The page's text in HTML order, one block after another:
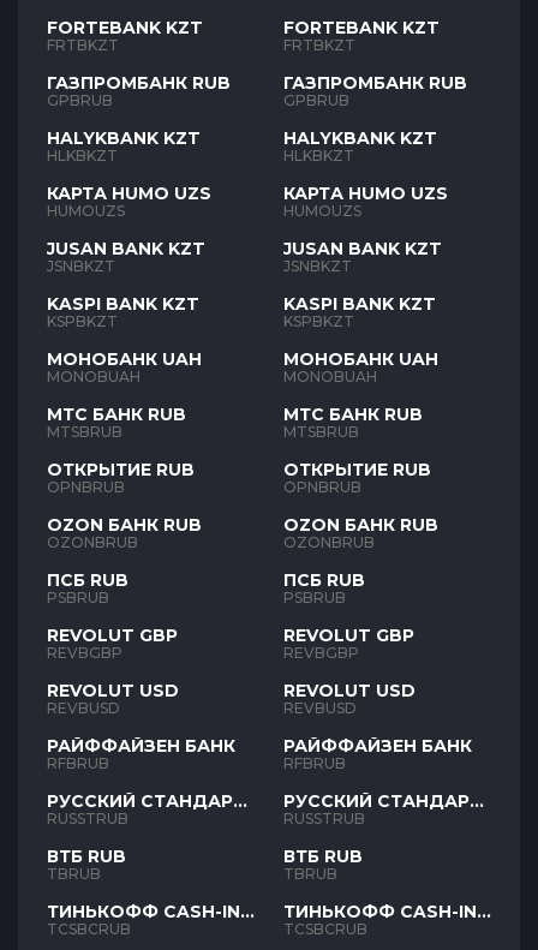
FORTEBANK KZT
FRTBKZT
ГАЗПРОМБАНК RUB
GPBRUB
HALYKBANK KZT
HLKBKZT
КАРТА HUMO UZS
HUMOUZS
JUSAN BANK KZT
JSNBKZT
KASPI BANK KZT
KSPBKZT
МОНОБАНК UAH
MONOBUAH
МТС БАНК RUB
MTSBRUB
ОТКРЫТИЕ RUB
OPNBRUB
OZON БАНК RUB
OZONBRUB
ПСБ RUB
PSBRUB
REVOLUT GBP
REVBGBP
REVOLUT USD
REVBUSD
РАЙФФАЙЗЕН БАНК
RFBRUB
РУССКИЙ СТАНДАРТ
RUB
RUSSTRUB
ВТБ RUB
TBRUB
ТИНЬКОФФ CASH-IN
RUB
TCSBCRUB
FORTEBANK KZT
FRTBKZT
ГАЗПРОМБАНК RUB
GPBRUB
HALYKBANK KZT
HLKBKZT
КАРТА HUMO UZS
HUMOUZS
JUSAN BANK KZT
JSNBKZT
KASPI BANK KZT
KSPBKZT
МОНОБАНК UAH
MONOBUAH
МТС БАНК RUB
MTSBRUB
ОТКРЫТИЕ RUB
OPNBRUB
OZON БАНК RUB
OZONBRUB
ПСБ RUB
PSBRUB
REVOLUT GBP
REVBGBP
REVOLUT USD
REVBUSD
РАЙФФАЙЗЕН БАНК
RFBRUB
РУССКИЙ СТАНДАРТ
RUB
RUSSTRUB
ВТБ RUB
TBRUB
ТИНЬКОФФ CASH-IN
RUB
TCSBCRUB